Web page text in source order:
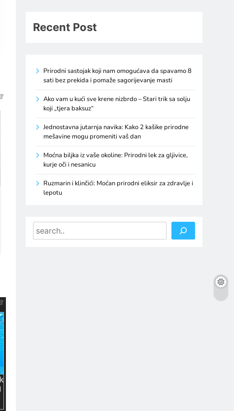
Recent Post
Prirodni sastojak koji nam omogućava da spavamo 8
sati bez prekida i pomaže sagorijevanje masti
Ako vam u kući sve krene nizbrdo – Stari trik sa solju
koji „tjera baksuz“
Jednostavna jutarnja navika: Kako 2 kašike prirodne
mešavine mogu promeniti vaš dan
Moćna biljka iz vaše okoline: Prirodni lek za gljivice,
kurje oči i nesanicu
Ruzmarin i klinčići: Moćan prirodni eliksir za zdravlje i
lepotu
Search